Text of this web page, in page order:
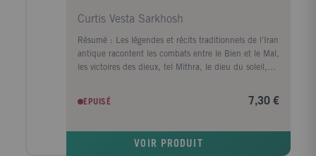
Curtis Vesta Sarkhosh
Résumé : Les légendes et récits traditionnels de l'Iran
antique racontent les combats entre le Bien et le Mal,
les victoires des dieux, tel Mithra, le dieu du soleil,
des démons. Une grande partie de ce que nous
Ahura Mazda, le Seigneur Sage, l'Avesta intègre aussi
EPUISÉ 7,30 €
VOIR PRODUIT